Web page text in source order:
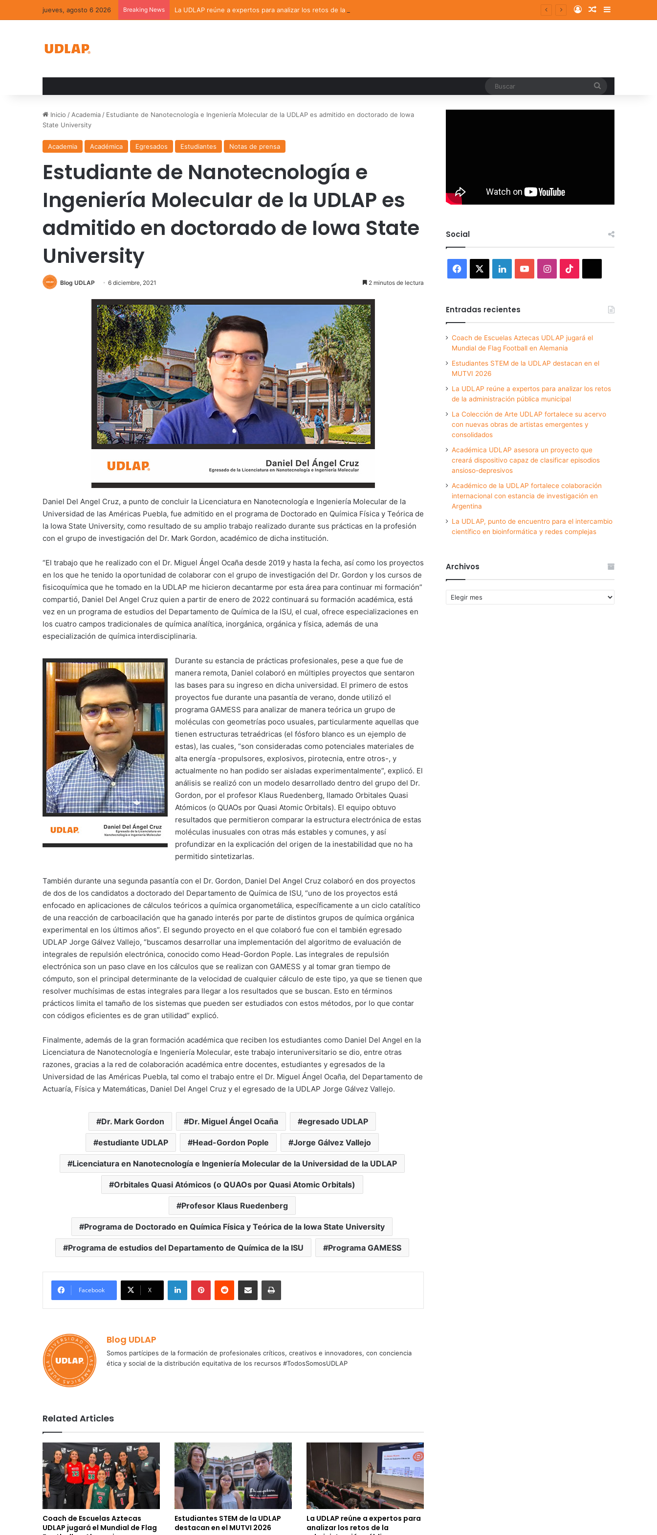
jueves, agosto 6 2026 Breaking News La UDLAP reúne a expertos para analizar los retos de la administración pública municipal Log InRandom Article
Sidebar
Inicio / Academia / Estudiante de Nanotecnología e Ingeniería Molecular de la UDLAP es admitido en doctorado de Iowa
State University
Academia Académica Egresados Estudiantes Notas de prensa
Estudiante de Nanotecnología e
Ingeniería Molecular de la UDLAP es
admitido en doctorado de Iowa State
University
Blog UDLAP 6 diciembre, 2021 2 minutos de lectura
Daniel Del Angel Cruz, a punto de concluir la Licenciatura en Nanotecnología e Ingeniería Molecular de la
Universidad de las Américas Puebla, fue admitido en el programa de Doctorado en Química Física y Teórica de
la Iowa State University, como resultado de su amplio trabajo realizado durante sus prácticas en la profesión
con el grupo de investigación del Dr. Mark Gordon, académico de dicha institución.
“El trabajo que he realizado con el Dr. Miguel Ángel Ocaña desde 2019 y hasta la fecha, así como los proyectos
en los que he tenido la oportunidad de colaborar con el grupo de investigación del Dr. Gordon y los cursos de
fisicoquímica que he tomado en la UDLAP me hicieron decantarme por esta área para continuar mi formación”
compartió, Daniel Del Angel Cruz quien a partir de enero de 2022 continuará su formación académica, está
vez en un programa de estudios del Departamento de Química de la ISU, el cual, ofrece especializaciones en
los cuatro campos tradicionales de química analítica, inorgánica, orgánica y física, además de una
especialización de química interdisciplinaria.
Durante su estancia de prácticas profesionales, pese a que fue de
manera remota, Daniel colaboró en múltiples proyectos que sentaron
las bases para su ingreso en dicha universidad. El primero de estos
proyectos fue durante una pasantía de verano, donde utilizó el
programa GAMESS para analizar de manera teórica un grupo de
moléculas con geometrías poco usuales, particularmente aquellas que
tienen estructuras tetraédricas (el fósforo blanco es un ejemplo de
estas), las cuales, “son consideradas como potenciales materiales de
alta energía -propulsores, explosivos, pirotecnia, entre otros-, y
actualmente no han podido ser aisladas experimentalmente”, explicó. El
análisis se realizó con un modelo desarrollado dentro del grupo del Dr.
Gordon, por el profesor Klaus Ruedenberg, llamado Orbitales Quasi
Atómicos (o QUAOs por Quasi Atomic Orbitals). El equipo obtuvo
resultados que permitieron comparar la estructura electrónica de estas
moléculas inusuales con otras más estables y comunes, y así
profundizar en la explicación del origen de la inestabilidad que no ha
permitido sintetizarlas.
También durante una segunda pasantía con el Dr. Gordon, Daniel Del Angel Cruz colaboró en dos proyectos
de dos de los candidatos a doctorado del Departamento de Química de ISU, “uno de los proyectos está
enfocado en aplicaciones de cálculos teóricos a química organometálica, específicamente a un ciclo catalítico
de una reacción de carboacilación que ha ganado interés por parte de distintos grupos de química orgánica
experimental en los últimos años”. El segundo proyecto en el que colaboró fue con el también egresado
UDLAP Jorge Gálvez Vallejo, “buscamos desarrollar una implementación del algoritmo de evaluación de
integrales de repulsión electrónica, conocido como Head-Gordon Pople. Las integrales de repulsión
electrónica son un paso clave en los cálculos que se realizan con GAMESS y al tomar gran tiempo de
cómputo, son el principal determinante de la velocidad de cualquier cálculo de este tipo, ya que se tienen que
resolver muchísimas de estas integrales para llegar a los resultados que se buscan. Esto en términos
prácticos limita el tamaño de los sistemas que pueden ser estudiados con estos métodos, por lo que contar
con códigos eficientes es de gran utilidad” explicó.
Finalmente, además de la gran formación académica que reciben los estudiantes como Daniel Del Angel en la
Licenciatura de Nanotecnología e Ingeniería Molecular, este trabajo interuniversitario se dio, entre otras
razones, gracias a la red de colaboración académica entre docentes, estudiantes y egresados de la
Universidad de las Américas Puebla, tal como el trabajo entre el Dr. Miguel Ángel Ocaña, del Departamento de
Actuaría, Física y Matemáticas, Daniel Del Angel Cruz y el egresado de la UDLAP Jorge Gálvez Vallejo.
Dr. Mark Gordon Dr. Miguel Ángel Ocaña egresado UDLAP
estudiante UDLAP Head-Gordon Pople Jorge Gálvez Vallejo
Licenciatura en Nanotecnología e Ingeniería Molecular de la Universidad de la UDLAP
Orbitales Quasi Atómicos (o QUAOs por Quasi Atomic Orbitals)
Profesor Klaus Ruedenberg
Programa de Doctorado en Química Física y Teórica de la Iowa State University
Programa de estudios del Departamento de Química de la ISU Programa GAMESS
Facebook X
LinkedInPinterestReddit Share via Email Print
Blog UDLAP
Somos partícipes de la formación de profesionales críticos, creativos e innovadores, con conciencia
ética y social de la distribución equitativa de los recursos #TodosSomosUDLAP
Related Articles
Coach de Escuelas Aztecas
UDLAP jugará el Mundial de Flag
Estudiantes STEM de la UDLAP
destacan en el MUTVI 2026
La UDLAP reúne a expertos para
analizar los retos de la
Social
Facebook LinkedInYouTubeInstagram
Entradas recientes
Coach de Escuelas Aztecas UDLAP jugará el
Mundial de Flag Football en Alemania
Estudiantes STEM de la UDLAP destacan en el
MUTVI 2026
La UDLAP reúne a expertos para analizar los retos
de la administración pública municipal
La Colección de Arte UDLAP fortalece su acervo
con nuevas obras de artistas emergentes y
consolidados
Académica UDLAP asesora un proyecto que
creará dispositivo capaz de clasificar episodios
ansioso-depresivos
Académico de la UDLAP fortalece colaboración
internacional con estancia de investigación en
Argentina
La UDLAP, punto de encuentro para el intercambio
científico en bioinformática y redes complejas
Archivos
Archivos